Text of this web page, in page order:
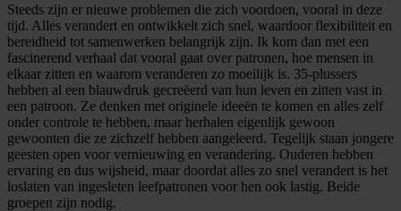
Steeds zijn er nieuwe problemen die zich voordoen, vooral in deze
tijd. Alles verandert en ontwikkelt zich snel, waardoor flexibiliteit en
bereidheid tot samenwerken belangrijk zijn. Ik kom dan met een
fascinerend verhaal dat vooral gaat over patronen, hoe mensen in
elkaar zitten en waarom veranderen zo moeilijk is. 35-plussers
hebben al een blauwdruk gecreëerd van hun leven en zitten vast in
een patroon. Ze denken met originele ideeën te komen en alles zelf
onder controle te hebben, maar herhalen eigenlijk gewoon
gewoonten die ze zichzelf hebben aangeleerd. Tegelijk staan jongere
geesten open voor vernieuwing en verandering. Ouderen hebben
ervaring en dus wijsheid, maar doordat alles zo snel verandert is het
loslaten van ingesleten leefpatronen voor hen ook lastig. Beide
groepen zijn nodig.